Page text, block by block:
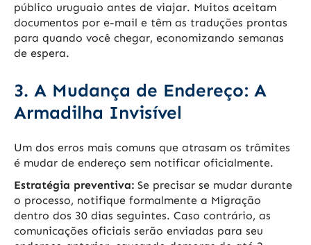
público uruguaio antes de viajar. Muitos aceitam
documentos por e-mail e têm as traduções prontas
para quando você chegar, economizando semanas
de espera.
3. A Mudança de Endereço: A
Armadilha Invisível
Um dos erros mais comuns que atrasam os trâmites
é mudar de endereço sem notificar oficialmente.
Estratégia preventiva: Se precisar se mudar durante
o processo, notifique formalmente a Migração
dentro dos 30 dias seguintes. Caso contrário, as
comunicações oficiais serão enviadas para seu